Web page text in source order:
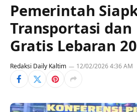
Pemerintah
Transportasi
Gratis Lebaran
Redaksi Daily Kaltim 12/02/2026 4:36 AM